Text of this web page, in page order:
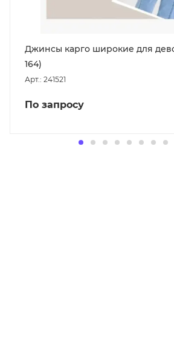
Джинсы карго широкие для
164)
Арт.: 241521
По запросу